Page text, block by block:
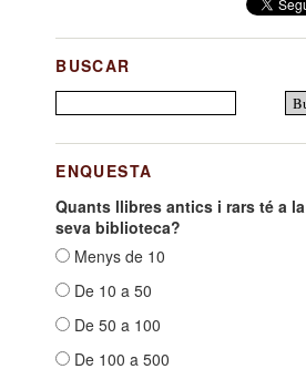
BUSCAR
ENQUESTA
Quants llibres antics i rars té a la
seva biblioteca?
Menys de 10
De 10 a 50
De 50 a 100
De 100 a 500